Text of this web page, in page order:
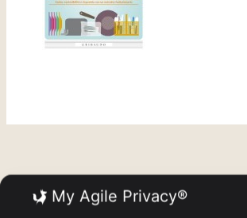
My Agile Privacy®